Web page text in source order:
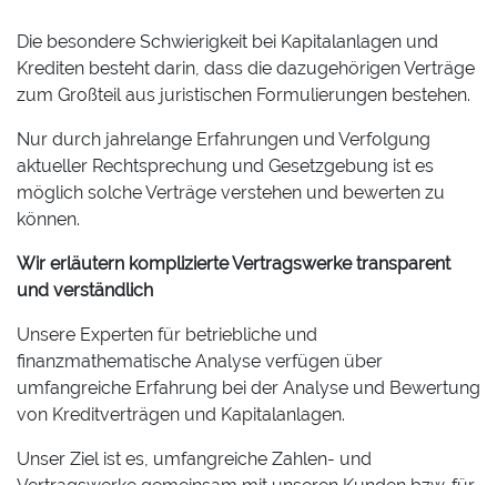
Die besondere Schwierigkeit bei Kapitalanlagen und
Krediten besteht darin, dass die dazugehörigen Verträge
zum Großteil aus juristischen Formulierungen bestehen.
Nur durch jahrelange Erfahrungen und Verfolgung
aktueller Rechtsprechung und Gesetzgebung ist es
möglich solche Verträge verstehen und bewerten zu
können.
Wir erläutern komplizierte Vertragswerke transparent
und verständlich
Unsere Experten für betriebliche und
finanzmathematische Analyse verfügen über
umfangreiche Erfahrung bei der Analyse und Bewertung
von Kreditverträgen und Kapitalanlagen.
Unser Ziel ist es, umfangreiche Zahlen- und